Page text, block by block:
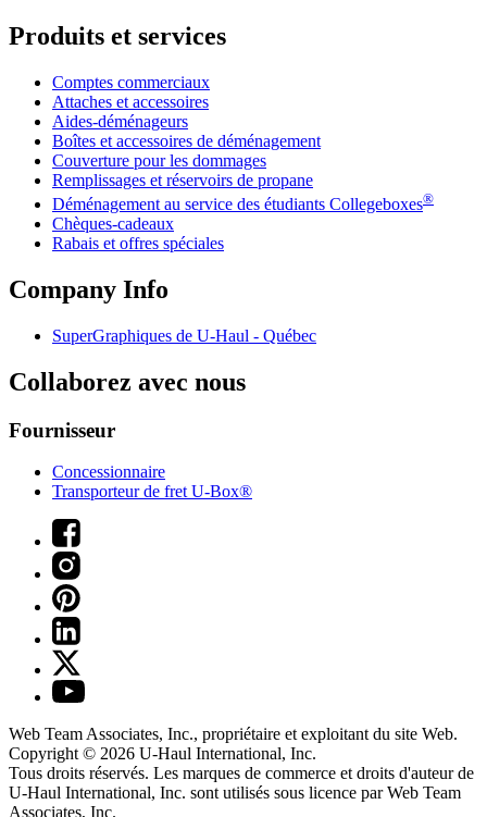
Produits et services
Comptes commerciaux
Attaches et accessoires
Aides-déménageurs
Boîtes et accessoires de déménagement
Couverture pour les dommages
Remplissages et réservoirs de propane
Déménagement au service des étudiants Collegeboxes®
Chèques-cadeaux
Rabais et offres spéciales
Company Info
SuperGraphiques de U-Haul - Québec
Collaborez avec nous
Fournisseur
Concessionnaire
Transporteur de fret U-Box®
Web Team Associates, Inc., propriétaire et exploitant du site Web.
Copyright © 2026 U-Haul International, Inc.
Tous droits réservés. Les marques de commerce et droits d'auteur de
U-Haul International, Inc. sont utilisés sous licence par Web Team
Associates, Inc.